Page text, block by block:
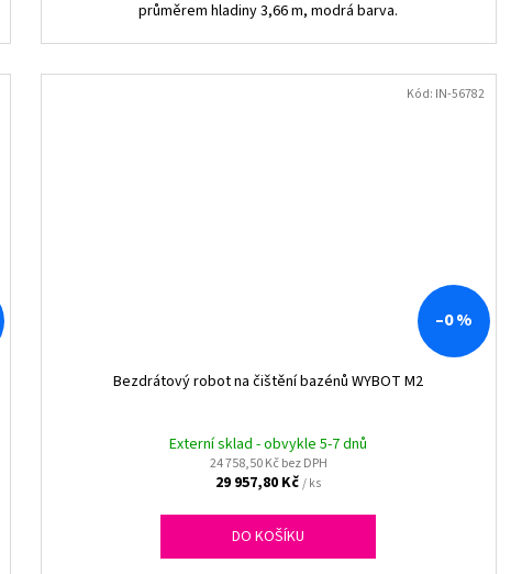
průměrem hladiny 3,66 m, modrá barva.
–0 %
Bezdrátový robot na čištění bazénů WYBOT M2
Externí sklad - obvykle 5-7 dnů
24 758,50 Kč bez DPH
29 957,80 Kč/ ks
DO KOŠÍKU
Kód: IN-56782